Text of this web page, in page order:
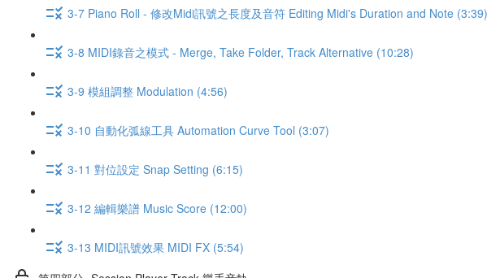
3-7 Piano Roll - 修改Midi訊號之長度及音符 Editing Midi's Duration and Note (3:39)
3-8 MIDI錄音之模式 - Merge, Take Folder, Track Alternative (10:28)
3-9 模組調整 Modulation (4:56)
3-10 自動化弧線工具 Automation Curve Tool (3:07)
3-11 對位設定 Snap Setting (6:15)
3-12 編輯樂譜 Music Score (12:00)
3-13 MIDI訊號效果 MIDI FX (5:54)